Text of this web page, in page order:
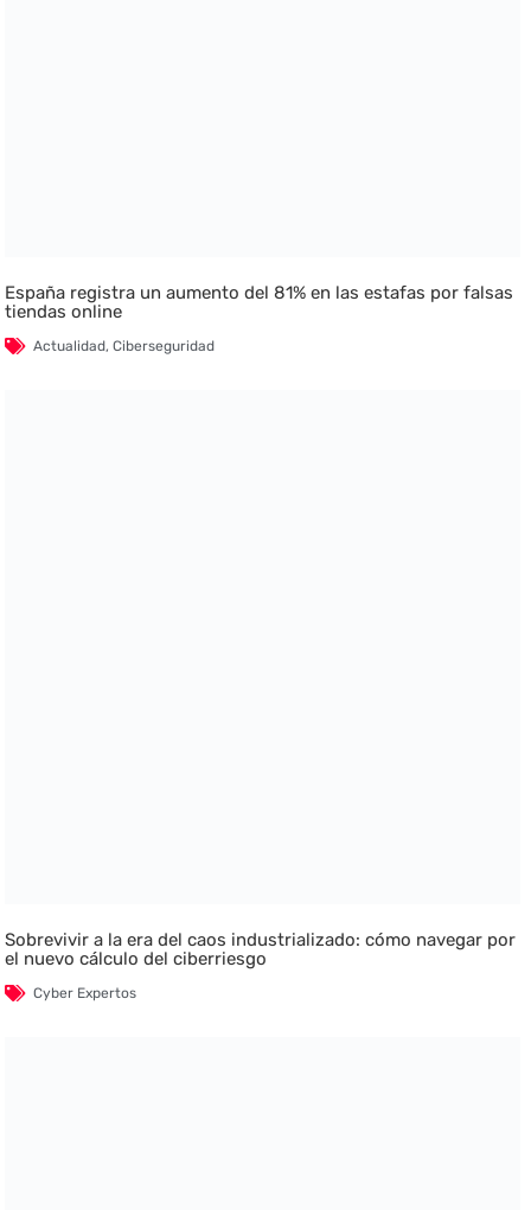
España registra un aumento del 81% en las estafas por falsas
tiendas online
Actualidad,Ciberseguridad
Sobrevivir a la era del caos industrializado: cómo navegar por
el nuevo cálculo del ciberriesgo
Cyber Expertos